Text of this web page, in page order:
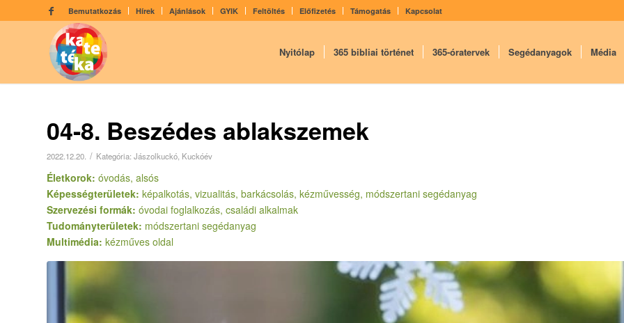
Bemutatkozás Hírek Ajánlások GYIK Feltöltés Előfizetés Támogatás Kapcsolat
Nyitólap 365 bibliai történet 365-óratervek Segédanyagok Média
04-8. Beszédes ablakszemek
2022.12.20. / Kategória: Jászolkuckó Kuckóév
Életkorok: óvodás, alsós
Képességterületek: képalkotás, vizualitás, barkácsolás, kézművesség, módszertani segédanyag
Szervezési formák: óvodai foglalkozás, családi alkalmak
Tudományterületek: módszertani segédanyag
Multimédia: kézműves oldal